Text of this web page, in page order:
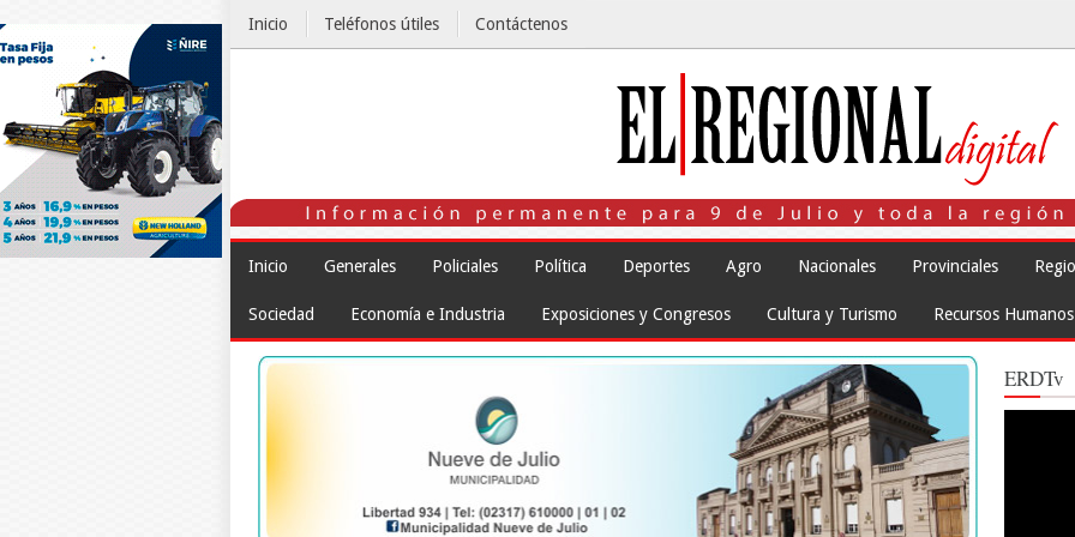
Inicio Teléfonos útiles Contáctenos
Inicio Generales Policiales Política Deportes Agro Nacionales Provinciales
Sociedad Economía e Industria Exposiciones y Congresos Cultura y Turismo Recursos Humanos
ERDTv